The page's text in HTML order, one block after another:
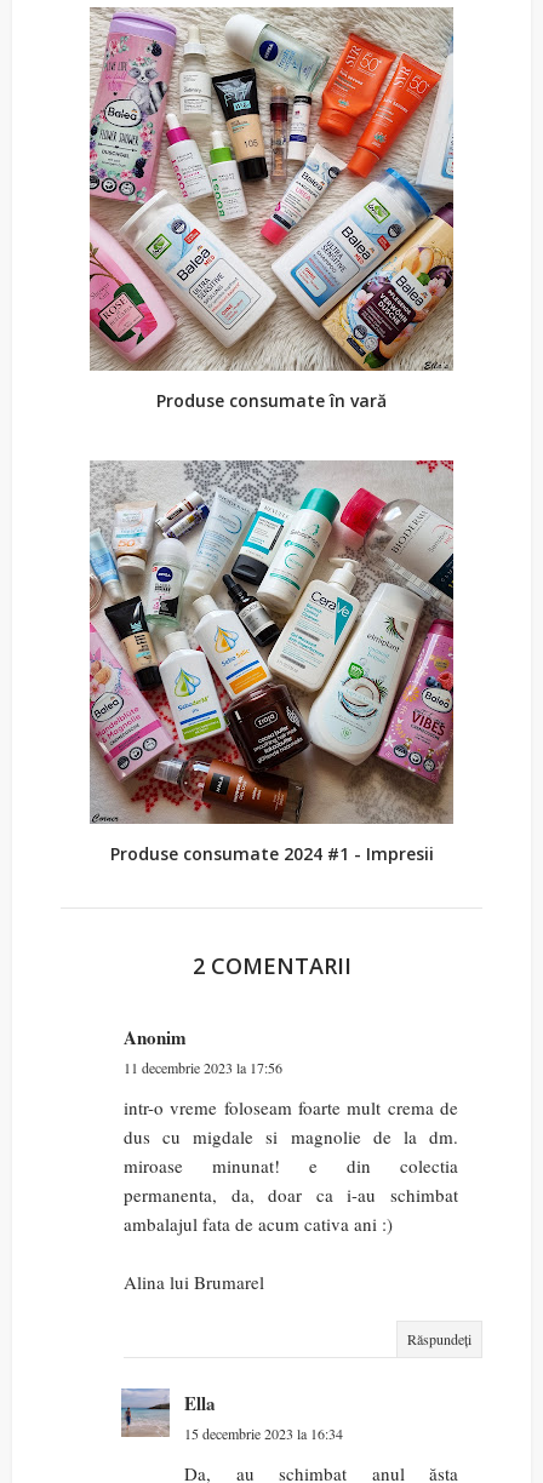
Produse consumate în vară
Produse consumate 2024 #1 - Impresii
2 COMENTARII
Anonim
11 decembrie 2023 la 17:56
intr-o vreme foloseam foarte mult crema de
dus cu migdale si magnolie de la dm.
miroase minunat! e din colectia
permanenta, da, doar ca i-au schimbat
ambalajul fata de acum cativa ani :)
Alina lui Brumarel
Răspundeți
Ella
15 decembrie 2023 la 16:34
Da, au schimbat anul ăsta